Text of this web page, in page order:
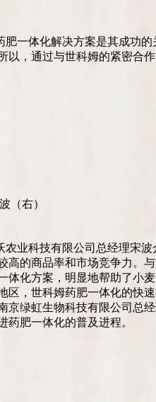
一体化解决方案是其成功
以，通过与世科姆的紧密合
（右）
业科技有限公司总经理宋
高的商品率和市场竞争力。
体化方案，明显地帮助了小
区，世科姆药肥一体化的快
京绿虹生物科技有限公司总
肥一体化的普及进程。